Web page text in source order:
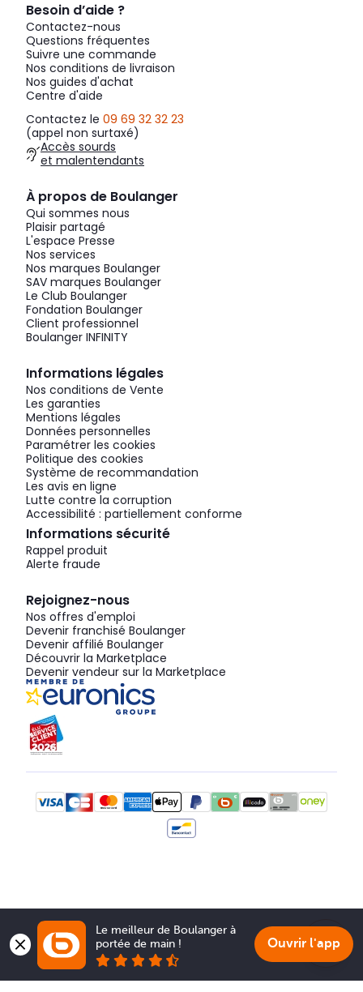
Besoin d’aide ?
Contactez-nous
Questions fréquentes
Suivre une commande
Nos conditions de livraison
Nos guides d'achat
Centre d'aide
Contactez le 09 69 32 32 23
(appel non surtaxé)
Accès sourds
et malentendants
À propos de Boulanger
Qui sommes nous
Plaisir partagé
L'espace Presse
Nos services
Nos marques Boulanger
SAV marques Boulanger
Le Club Boulanger
Fondation Boulanger
Client professionnel
Boulanger INFINITY
Informations légales
Nos conditions de Vente
Les garanties
Mentions légales
Données personnelles
Paramétrer les cookies
Politique des cookies
Système de recommandation
Les avis en ligne
Lutte contre la corruption
Accessibilité : partiellement conforme
Informations sécurité
Rappel produit
Alerte fraude
Rejoignez-nous
Nos offres d'emploi
Devenir franchisé Boulanger
Devenir affilié Boulanger
Découvrir la Marketplace
Devenir vendeur sur la Marketplace
Le meilleur de Boulanger à
portée de main !
Ouvrir l'app